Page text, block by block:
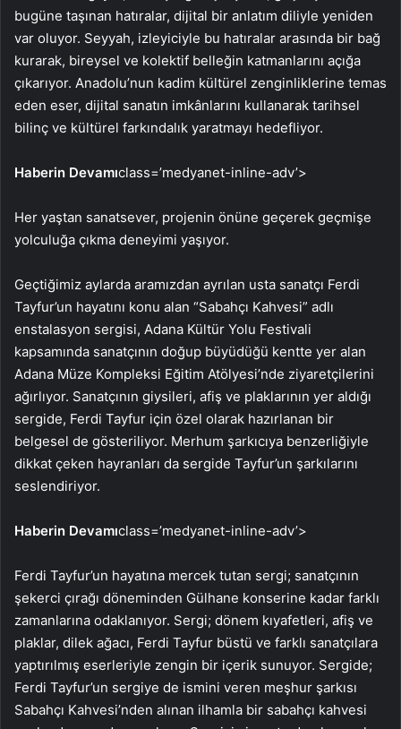
bugüne taşınan hatıralar, dijital bir anlatım diliyle yeniden
var oluyor. Seyyah, izleyiciyle bu hatıralar arasında bir bağ
kurarak, bireysel ve kolektif belleğin katmanlarını açığa
çıkarıyor. Anadolu’nun kadim kültürel zenginliklerine temas
eden eser, dijital sanatın imkânlarını kullanarak tarihsel
bilinç ve kültürel farkındalık yaratmayı hedefliyor.
Haberin Devamıclass=’medyanet-inline-adv’>
Her yaştan sanatsever, projenin önüne geçerek geçmişe
yolculuğa çıkma deneyimi yaşıyor.
Geçtiğimiz aylarda aramızdan ayrılan usta sanatçı Ferdi
Tayfur’un hayatını konu alan “Sabahçı Kahvesi” adlı
enstalasyon sergisi, Adana Kültür Yolu Festivali
kapsamında sanatçının doğup büyüdüğü kentte yer alan
Adana Müze Kompleksi Eğitim Atölyesi’nde ziyaretçilerini
ağırlıyor. Sanatçının giysileri, afiş ve plaklarının yer aldığı
sergide, Ferdi Tayfur için özel olarak hazırlanan bir
belgesel de gösteriliyor. Merhum şarkıcıya benzerliğiyle
dikkat çeken hayranları da sergide Tayfur’un şarkılarını
seslendiriyor.
Haberin Devamıclass=’medyanet-inline-adv’>
Ferdi Tayfur’un hayatına mercek tutan sergi; sanatçının
şekerci çırağı döneminden Gülhane konserine kadar farklı
zamanlarına odaklanıyor. Sergi; dönem kıyafetleri, afiş ve
plaklar, dilek ağacı, Ferdi Tayfur büstü ve farklı sanatçılara
yaptırılmış eserleriyle zengin bir içerik sunuyor. Sergide;
Ferdi Tayfur’un sergiye de ismini veren meşhur şarkısı
Sabahçı Kahvesi’nden alınan ilhamla bir sabahçı kahvesi